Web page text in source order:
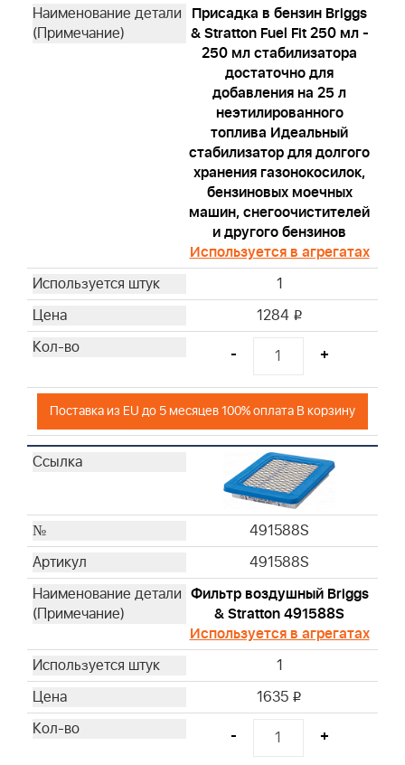
Присадка в бензин Briggs
& Stratton Fuel Fit 250 мл -
250 мл стабилизатора
достаточно для
добавления на 25 л
неэтилированного
топлива Идеальный
стабилизатор для долгого
хранения газонокосилок,
бензиновых моечных
машин, снегоочистителей
и другого бензинов
Используется в агрегатах
1
1284 i
- +
Поставка из EU до 5 месяцев 100% оплата В корзину
491588S
491588S
Фильтр воздушный Briggs
& Stratton 491588S
Используется в агрегатах
1
1635 i
- +